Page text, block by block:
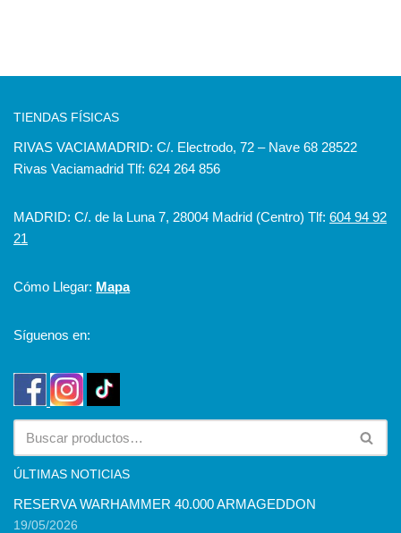
TIENDAS FÍSICAS
RIVAS VACIAMADRID: C/. Electrodo, 72 – Nave 68 28522
Rivas Vaciamadrid Tlf: 624 264 856
MADRID: C/. de la Luna 7, 28004 Madrid (Centro) Tlf: 604 94 92
21
Cómo Llegar: Mapa
Síguenos en:
ÚLTIMAS NOTICIAS
RESERVA WARHAMMER 40.000 ARMAGEDDON
19/05/2026